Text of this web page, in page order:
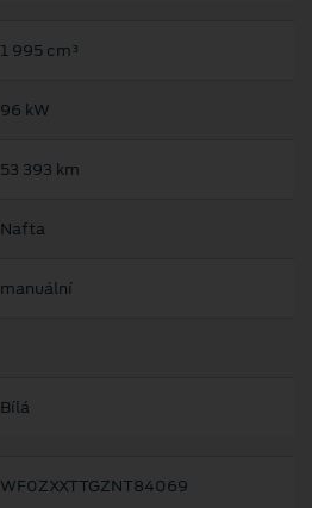
1 995 cm³
96 kW
53 393 km
Nafta
manuální
Bílá
WF0ZXXTTGZNT84069